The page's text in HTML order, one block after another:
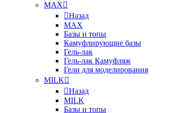
MAX
Назад
MAX
Базы и топы
Камуфлирующие базы
Гель-лак
Гель-лак Камуфляж
Гели для моделирования
MILK
Назад
MILK
Базы и топы